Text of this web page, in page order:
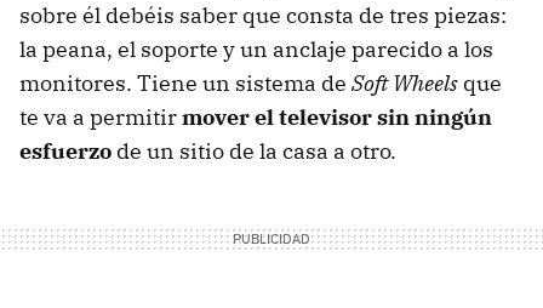
sobre él debéis saber que consta de tres piezas:
la peana, el soporte y un anclaje parecido a los
monitores. Tiene un sistema de Soft Wheels que
te va a permitirmover el televisor sin ningún
esfuerzo de un sitio de la casa a otro.